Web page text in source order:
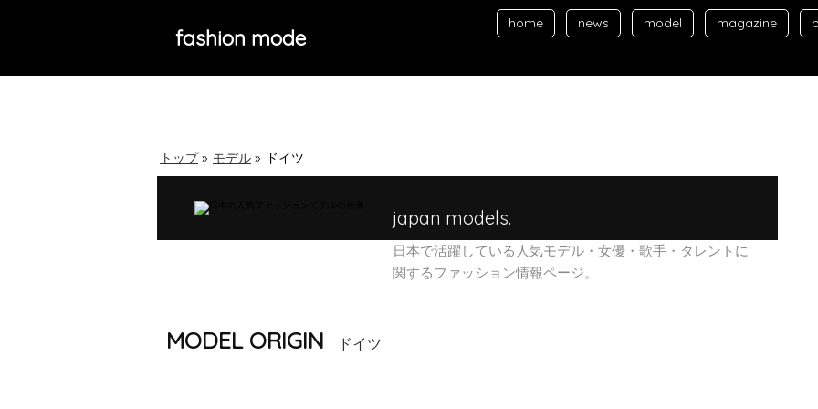
fashion mode
home news model magazine
トップ » モデル » ドイツ
japan models.
日本で活躍している人気モデル・女優・歌手・タレントに
関するファッション情報ページ。
MODEL ORIGIN ドイツ